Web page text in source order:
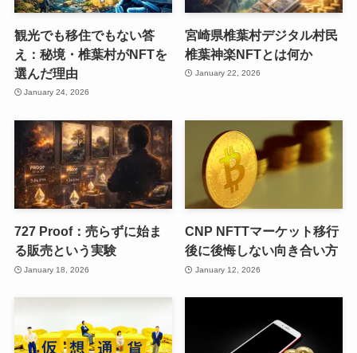
観光でも移住でもない答
え：秘境・椎葉村がNFTを
選んだ理由
January 24, 2026
宮崎県椎葉村デジタル村民
椎葉神楽NFTとは何か
January 22, 2026
727 Proof：売らずに始ま
る販売という実験
January 18, 2026
CNP NFTTマーケット移行
後に後悔しない向き合い方
January 12, 2026